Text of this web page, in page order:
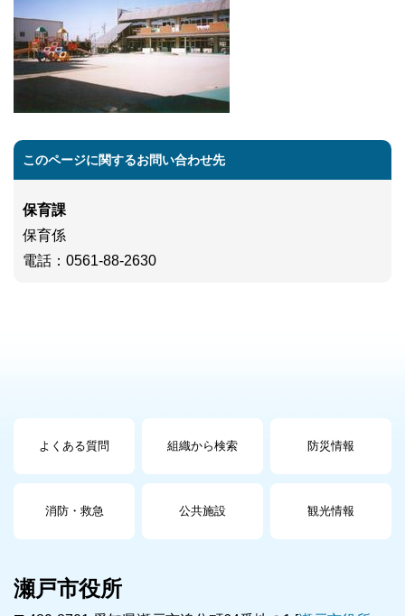
このページに関するお問い合わせ先
保育課
保育係
電話 ：0561-88-2630
よくある質問 組織から検索 防災情報
消防・救急 公共施設 観光情報
瀬戸市役所